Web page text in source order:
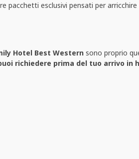
esclusivi pensati per arricchire
Hotel Best Western sono proprio
richiedere prima del tuo arrivo in